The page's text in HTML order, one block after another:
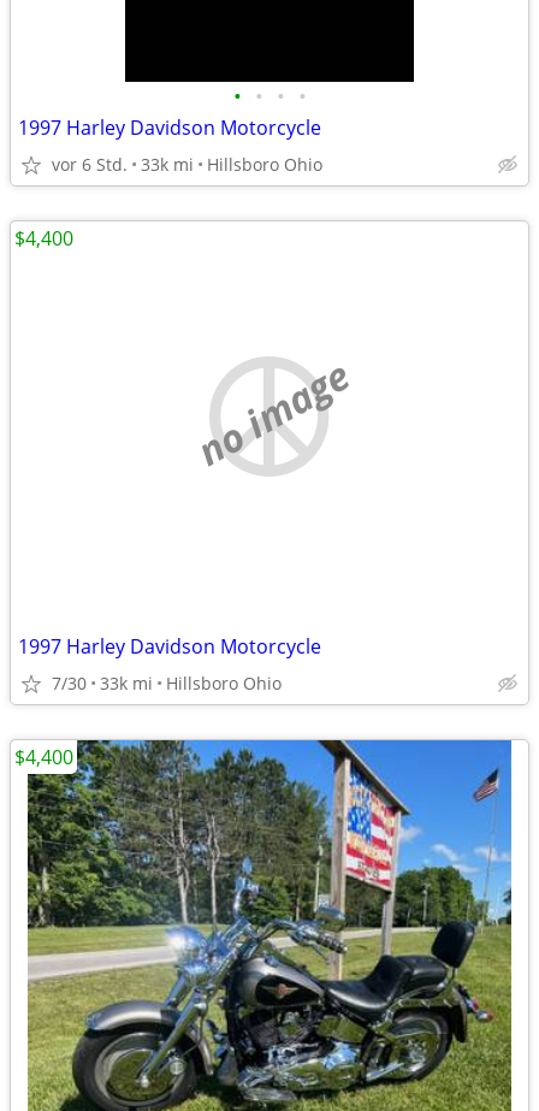
• • • •
1997 Harley Davidson Motorcycle
vor 6 Std. 33k mi Hillsboro Ohio
no image
1997 Harley Davidson Motorcycle
7/30 33k mi Hillsboro Ohio
$4,400
$4,400